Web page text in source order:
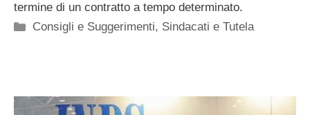
termine di un contratto a tempo determinato.
Categorie
Consigli e Suggerimenti, Sindacati e Tutela